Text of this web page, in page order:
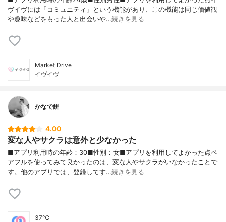
ヴイヴには「コミュニティ」という機能があり、この機能は同じ価値観
や趣味などをもった人と出会いや…続きを見る
Market Drive
イヴイヴ
かなで餅
4.00
変な人やサクラは意外と少なかった
■アプリ利用時の年齢：30■性別：女■アプリを利用してよかった点ペ
アフルを使ってみて良かったのは、変な人やサクラがいなかったことで
す。他のアプリでは、登録してす…続きを見る
37℃